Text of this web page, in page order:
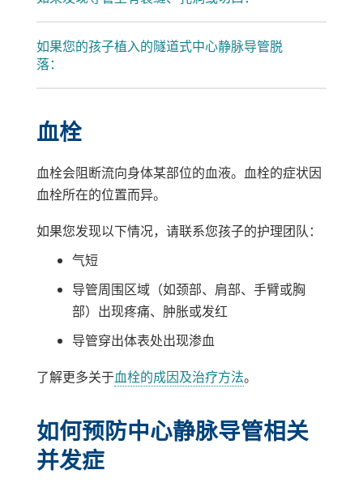
如果您的孩子植入的隧道式中心静脉导管脱
落：
血栓
血栓会阻断流向身体某部位的血液。血栓的症状因
血栓所在的位置而异。
如果您发现以下情况，请联系您孩子的护理团队：
气短
导管周围区域（如颈部、肩部、手臂或胸
部）出现疼痛、肿胀或发红
导管穿出体表处出现渗血
了解更多关于血栓的成因及治疗方法。
如何预防中心静脉导管相关
并发症